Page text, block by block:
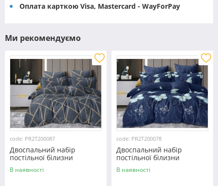
Оплата карткою Visa, Mastercard - WayForPay
Ми рекомендуємо
code: PR2T200087
Двоспальний набір
постільної білизни
180*220 із полікотону
№200087 Черешенька™
В наявності
code: PR2T200078
Двоспальний набір
постільної білизни
180*220 із полікотону
№200078 Черешенька™
В наявності